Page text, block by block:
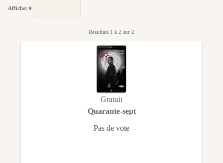
Afficher #
Résultats 1 à 2 sur 2
Gratuit
Quarante-sept
Pas de vote